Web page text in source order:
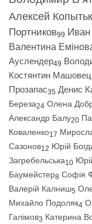
Алексей
Портников99
Валентина
Ауслендер49
Костянтин
Прозапас35 Денис
Береза24 Олена
Александр Балу20
Коваленко17
Сазонов12 Юрій
Загребельська10
Баумейстер8 Софія
Валерій Калниш5
Михайло Подоляк4
Галімов3 Катерина